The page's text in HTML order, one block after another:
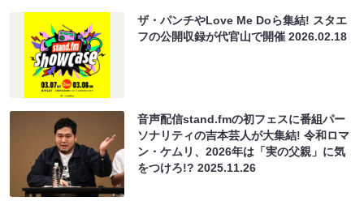
ザ・パンチやLove Me Doら集結! スタエ
フの公開収録が代官山で開催2026.02.18
音声配信stand.fmの初フェスに番組パー
ソナリティの吉本芸人が大集結! 令和ロマ
ン・ケムリ、2026年は「実の父親」に気
をつけろ!?2025.11.26